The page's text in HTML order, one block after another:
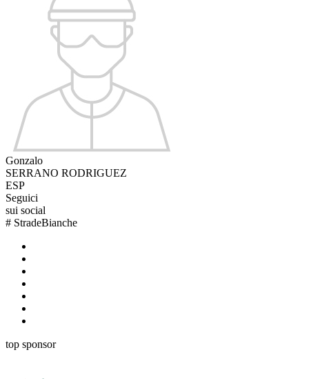
Gonzalo
SERRANO RODRIGUEZ
ESP
Seguici
sui social
# StradeBianche
top sponsor